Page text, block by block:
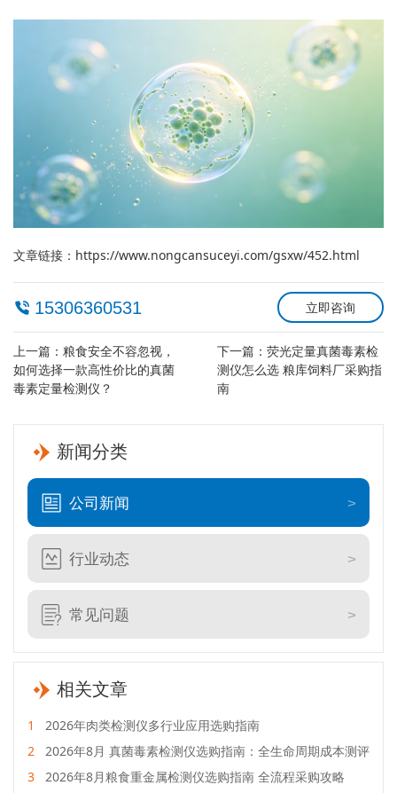
新闻分类
公司新闻
行业动态
常见问题
相关文章
1
2026年肉类检测仪多行业应用选购指南
2
2026年8月 真菌毒素检测仪选购指南：全生命周期成本测评
3
2026年8月粮食重金属检测仪选购指南 全流程采购攻略
文章链接： https://www.nongcansuceyi.com/gsxw/452.html
15306360531 立即咨询
上一篇： 粮食安全不容忽视，
如何选择一款高性价比的真菌
毒素定量检测仪？
下一篇： 荧光定量真菌毒素检
测仪怎么选 粮库饲料厂采购指
南